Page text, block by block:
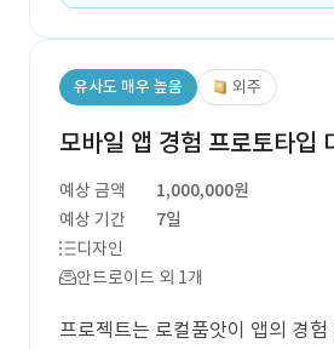
유사도 매우 높음 외주
모바일 앱 경험 프로토타입
예상 금액
1,000,000원
예상 기간
7일
디자인
안드로이드 외 1개
프로젝트는 로컬품앗이 앱의 경